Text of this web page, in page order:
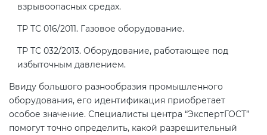
взрывоопасных средах.
ТР ТС 016/2011. Газовое оборудование.
ТР ТС 032/2013. Оборудование, работающее под
избыточным давлением.
Ввиду большого разнообразия промышленного
оборудования, его идентификация приобретает
особое значение. Специалисты центра “ЭкспертГОСТ”
помогут точно определить, какой разрешительный